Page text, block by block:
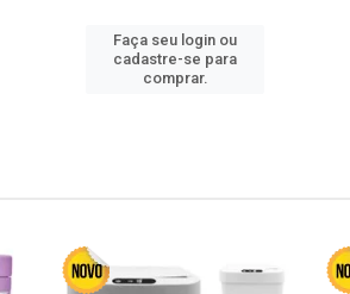
Faça seu login ou
cadastre-se para
comprar.